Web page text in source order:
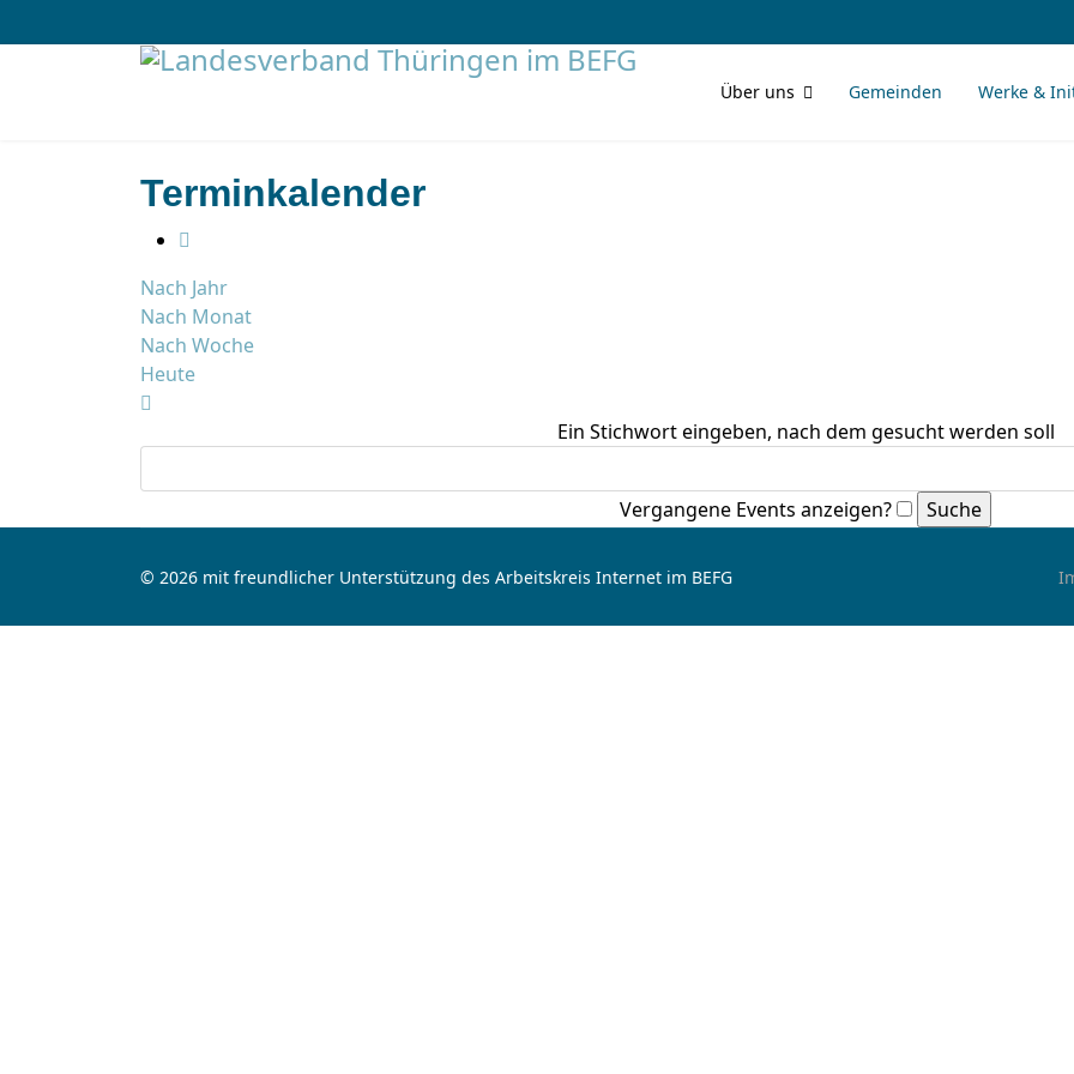
Über uns Gemeinden Werke &
Terminkalender
Nach Jahr
Nach Monat
Nach Woche
Heute
Ein Stichwort eingeben, nach dem gesucht werden soll
Vergangene Events anzeigen?
© 2026 mit freundlicher Unterstützung des Arbeitskreis Internet im BEFG